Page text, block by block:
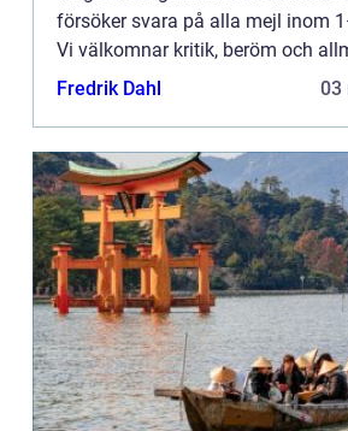
försöker svara på alla mejl inom
Vi välkomnar kritik, beröm och
kommentarer till innehållet på vår
Fredrik Dahl 03